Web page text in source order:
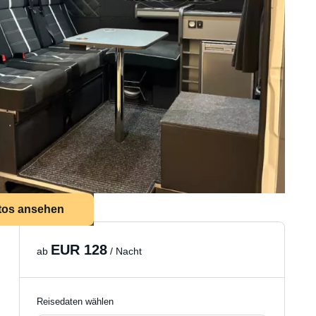
ansehen
ab EUR 128 / Nacht
Reisedaten wählen